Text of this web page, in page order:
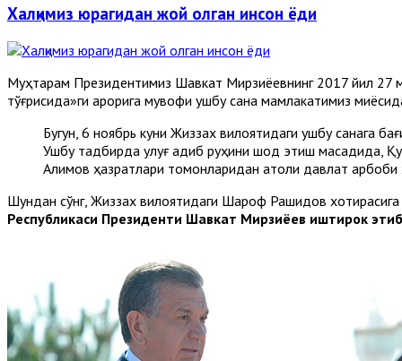
Халқимиз юрагидан жой олган инсон ёди
Муҳтарам Президентимиз Шавкат Мирзиёевнинг 2017 йил 27
тўғрисида»ги қарорига мувофиқ ушбу сана мамлакатимиз
Бугун, 6 ноябрь куни Жиззах вилоятидаги ушбу санага
Ушбу тадбирда улуғ адиб руҳини шод этиш мақсадида,
Алимов ҳазратлари томонларидан атоқли давлат арбоби
Шундан сўнг, Жиззах вилоятидаги Шароф Рашидов
Республикаси Президенти Шавкат Мирзиёев иштирок